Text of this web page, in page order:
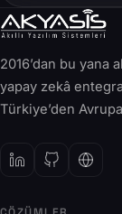
2016’dan bu yana
yapay zekâ
Türkiye’den